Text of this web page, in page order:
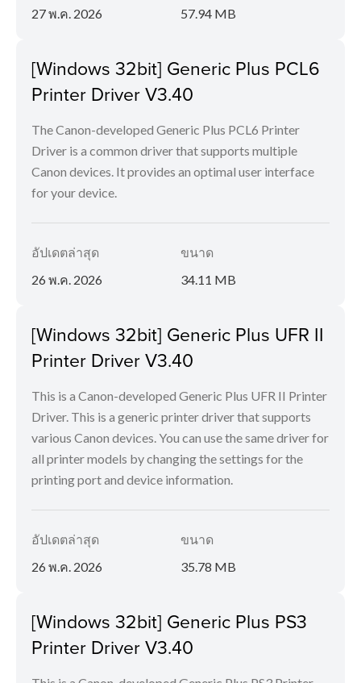
27 พ.ค. 2026
57.94 MB
[Windows 32bit] Generic Plus PCL6
Printer Driver V3.40
The Canon-developed Generic Plus PCL6 Printer
Driver is a common driver that supports multiple
Canon devices. It provides an optimal user interface
for your device.
อัปเดตล่าสุด
26 พ.ค. 2026
ขนาด
34.11 MB
[Windows 32bit] Generic Plus UFR II
Printer Driver V3.40
This is a Canon-developed Generic Plus UFR II Printer
Driver. This is a generic printer driver that supports
various Canon devices. You can use the same driver for
all printer models by changing the settings for the
printing port and device information.
อัปเดตล่าสุด
26 พ.ค. 2026
ขนาด
35.78 MB
[Windows 32bit] Generic Plus PS3
Printer Driver V3.40